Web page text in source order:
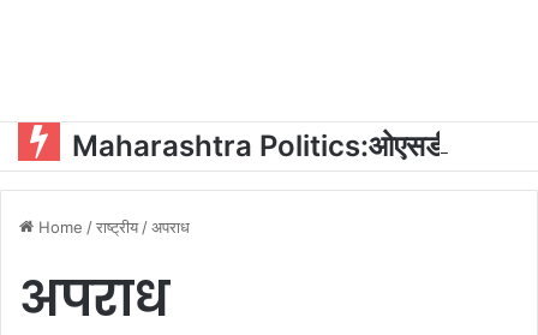
Home /राष्ट्रीय/अपराध
अपराध